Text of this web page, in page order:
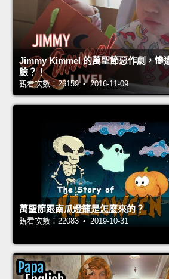
Jimmy Kimmel 的萬聖節惡作劇，慘
臉？！
觀看次數：26159 • 2016-11-09
萬聖節跟南瓜燈籠是怎麼來的？
觀看次數：22083 • 2019-10-31